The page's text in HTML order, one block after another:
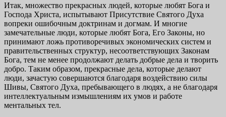
Итак, множество прекрасных людей, которые любят Бога и
Господа Христа, испытывают Присутствие Святого Духа
вопреки ошибочным доктринам и догмам. И многие
замечательные люди, которые любят Бога, Его Законы, но
принимают ложь противоречивых экономических систем и
правительственных структур, несоответствующих Законам
Бога, тем не менее продолжают делать добрые дела и творить
добро. Таким образом, прекрасные дела, которые делают
люди, зачастую совершаются благодаря воздействию силы
Шивы, Святого Духа, пребывающего в людях, а не благодаря
интеллектуальным измышлениям их умов и работе
ментальных тел.